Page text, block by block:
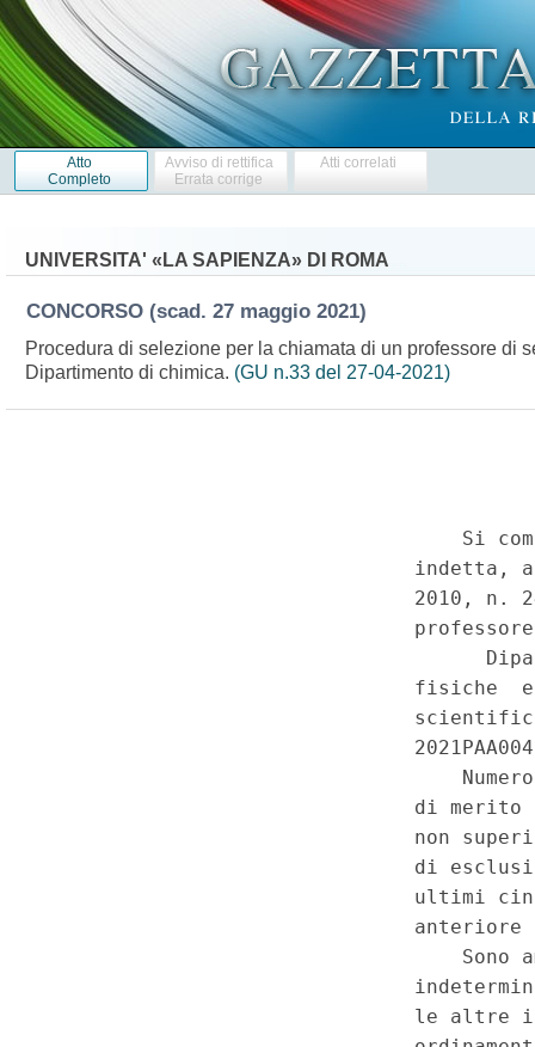
Atto
Completo
Avviso di rettifica
Errata corrige
Atti correlati
UNIVERSITA' «LA SAPIENZA» DI ROMA
CONCORSO (scad. 27 maggio 2021)
Procedura di selezione per la chiamata di un professore di
Dipartimento di chimica. (GU n.33 del 27-04-2021)